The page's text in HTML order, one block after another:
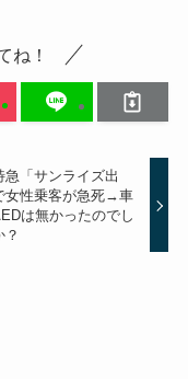
ね！
急「サンライズ出
女性乗客が急死→車
は無かったのでし
？